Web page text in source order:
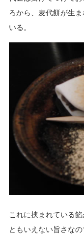
ろから、麦代餅が生
いる。
これに挟まれている
ともいえない旨さな